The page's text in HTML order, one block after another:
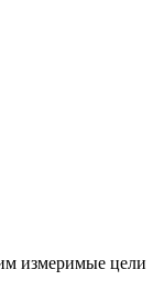
измеримые цели